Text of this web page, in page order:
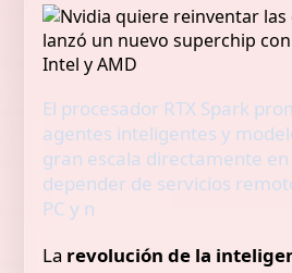
El procesador RTX Spark
agentes inteligentes y
gran escala directamente
depender de servicios
PC y n
La revolución de la